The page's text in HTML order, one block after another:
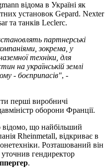
відома в Україні як
установок Gepard. Nexter
та танків Leclerc.
партнерські
зокрема, у
техніки, для
на українській землі
- боєприпасів", -
перші виробничі
оборони Франції.
що найбільший
Rheinmetall, відкриває в
Розташований він
уточнив гендиректор
.